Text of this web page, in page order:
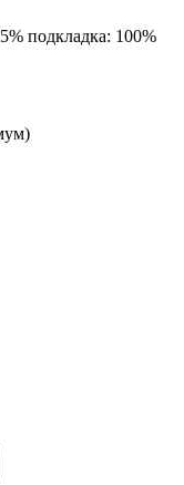
подкладка: 100%